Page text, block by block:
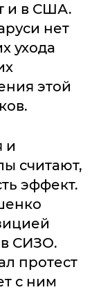
и в США.
нет
ухода
этой
и
считают,
эффект.
СИЗО.
протест
с ним